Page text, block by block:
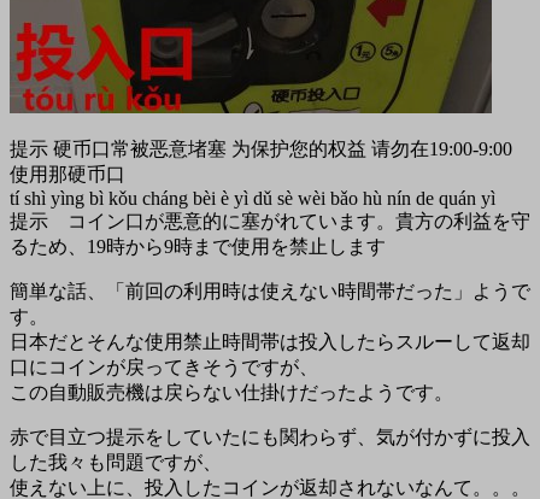
提示 硬币口常被恶意堵塞 为保护您的权益 请勿在19:00-9:00
使用那硬币口
tí shì yìng bì kǒu cháng bèi è yì dǔ sè wèi bǎo hù nín de quán yì
提示 コイン口が悪意的に塞がれています。貴方の利益を守
るため、19時から9時まで使用を禁止します
簡単な話、「前回の利用時は使えない時間帯だった」ようで
す。
日本だとそんな使用禁止時間帯は投入したらスルーして返却
口にコインが戻ってきそうですが、
この自動販売機は戻らない仕掛けだったようです。
赤で目立つ提示をしていたにも関わらず、気が付かずに投入
した我々も問題ですが、
使えない上に、投入したコインが返却されないなんて。。。